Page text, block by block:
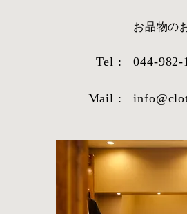
お品物の
Tel : 044-982-
Mail :